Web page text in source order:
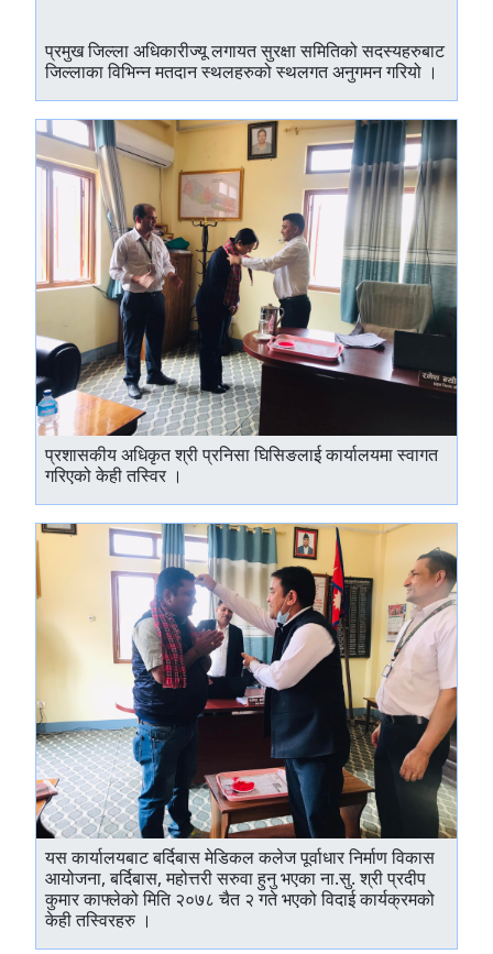
प्रमुख जिल्ला अधिकारीज्यू लगायत सुरक्षा समितिको सदस्यहरुबाट
जिल्लाका विभिन्न मतदान स्थलहरुको स्थलगत अनुगमन गरियो ।
प्रशासकीय अधिकृत श्री प्रनिसा घिसिङलाई कार्यालयमा स्वागत
गरिएको केही तस्विर ।
यस कार्यालयबाट बर्दिबास मेडिकल कलेज पूर्वाधार निर्माण विकास
आयोजना, बर्दिबास, महोत्तरी सरुवा हुनु भएका ना.सु. श्री प्रदीप
कुमार काफ्लेको मिति २०७८ चैत २ गते भएको विदाई कार्यक्रमको
केही तस्विरहरु ।